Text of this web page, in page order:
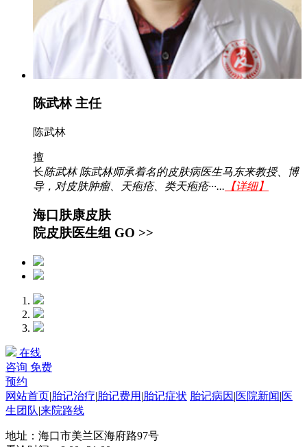
陈武林 主任
陈武林
擅
长陈武林 陈武林师承着名的皮肤病医生马东来教授、博
导，对皮肤肿瘤、天疱疮、类天疱疮···... 【详细】
海口肤康皮肤
院皮肤医生组 GO >>
在线
咨询 免费
预约
网站首页|胎记治疗|胎记费用 |胎记症状 胎记病因 |医院新闻|医
生团队|来院路线
地址：海口市美兰区海府路97号